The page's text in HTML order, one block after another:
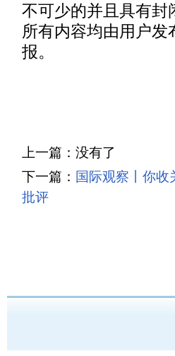
不可少的并且具有封
所有内容均由用户
报。
上一篇：没有了
下一篇： 国际观察丨你
批评